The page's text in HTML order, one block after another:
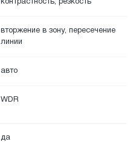
контрастность, резкость
вторжение в зону, пересечение
линии
авто
WDR
да